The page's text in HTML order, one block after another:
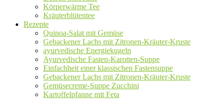
Körperwärme Tee
Kräuterblütentee
Rezepte
Quinoa-Salat mit Gemüse
Gebackener Lachs mit Zitronen-Kräuter-Kruste
ayurvedische Energiekugeln
Ayurvedische Fasten-Karotten-Suppe
Einfachheit einer klassischen Fastensuppe
Gebackener Lachs mit Zitronen-Kräuter-Kruste
Gemüsecreme-Suppe Zucchini
Kartoffelpfanne mit Feta